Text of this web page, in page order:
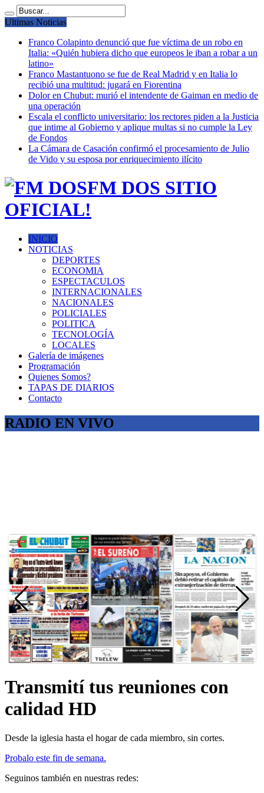
Ultimas Noticias
Franco Colapinto denunció que fue víctima de un robo en
Italia: «Quién hubiera dicho que europeos le iban a robar a un
latino»
Franco Mastantuono se fue de Real Madrid y en Italia lo
recibió una multitud: jugará en Fiorentina
Dolor en Chubut: murió el intendente de Gaiman en medio de
una operación
Escala el conflicto universitario: los rectores piden a la Justicia
que intime al Gobierno y aplique multas si no cumple la Ley
de Fondos
La Cámara de Casación confirmó el procesamiento de Julio
de Vido y su esposa por enriquecimiento ilícito
FM DOS SITIO
OFICIAL!
INICIO
NOTICIAS
DEPORTES
ECONOMIA
ESPECTACULOS
INTERNACIONALES
NACIONALES
POLICIALES
POLITICA
TECNOLOGÍA
LOCALES
Galería de imágenes
Programación
Quienes Somos?
TAPAS DE DIARIOS
Contacto
RADIO EN VIVO
Transmití tus reuniones con
calidad HD
Desde la iglesia hasta el hogar de cada miembro, sin cortes.
Probalo este fin de semana.
Seguinos también en nuestras redes: